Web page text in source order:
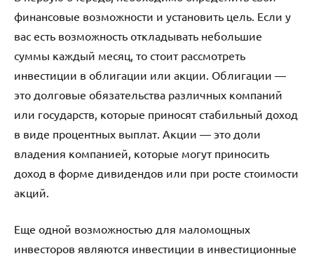
финансовые возможности и установить цель. Если у
вас есть возможность откладывать небольшие
суммы каждый месяц, то стоит рассмотреть
инвестиции в облигации или акции. Облигации —
это долговые обязательства различных компаний
или государств, которые приносят стабильный доход
в виде процентных выплат. Акции — это доли
владения компанией, которые могут приносить
доход в форме дивидендов или при росте стоимости
акций.
Еще одной возможностью для маломощных
инвесторов являются инвестиции в инвестиционные